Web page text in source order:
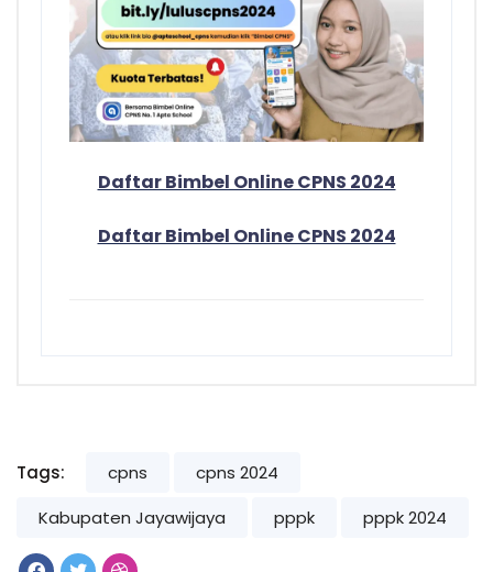
Daftar Bimbel Online CPNS 2024
Daftar Bimbel Online CPNS 2024
Tags: cpns
cpns 2024
Kabupaten Jayawijaya
pppk pppk 2024